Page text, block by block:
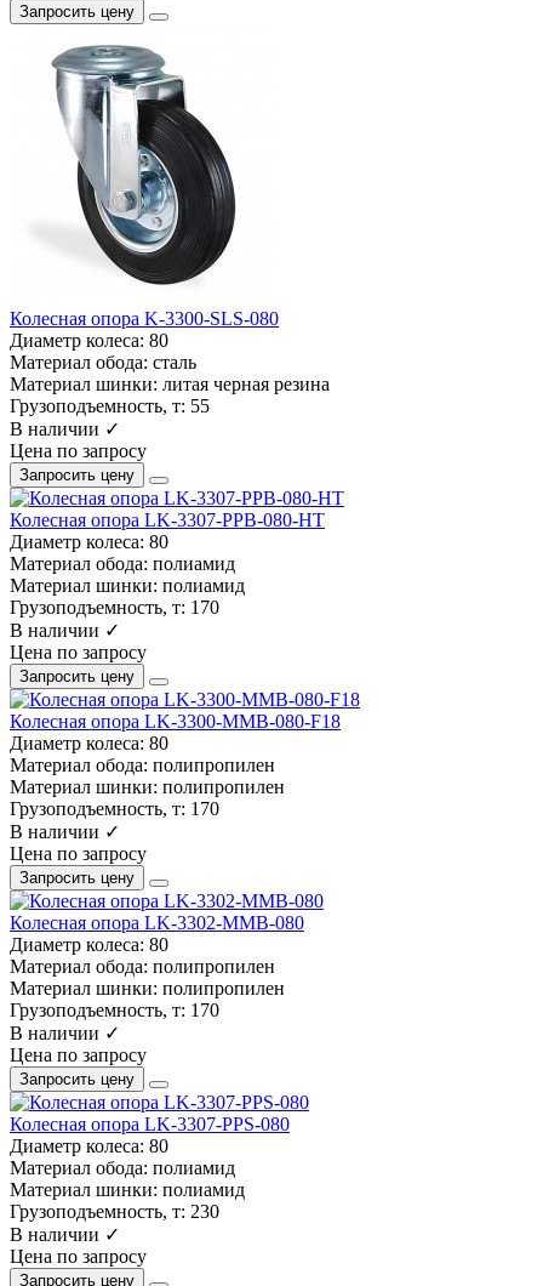
Запросить цену
Колесная опора K-3300-SLS-080
Диаметр колеса: 80
Материал обода: сталь
Материал шинки: литая черная резина
Грузоподъемность, т: 55
В наличии ✓
Цена по запросу
Запросить цену
Колесная опора LK-3307-PPB-080-HT
Диаметр колеса: 80
Материал обода: полиамид
Материал шинки: полиамид
Грузоподъемность, т: 170
В наличии ✓
Цена по запросу
Запросить цену
Колесная опора LK-3300-MMB-080-F18
Диаметр колеса: 80
Материал обода: полипропилен
Материал шинки: полипропилен
Грузоподъемность, т: 170
В наличии ✓
Цена по запросу
Запросить цену
Колесная опора LK-3302-MMB-080
Диаметр колеса: 80
Материал обода: полипропилен
Материал шинки: полипропилен
Грузоподъемность, т: 170
В наличии ✓
Цена по запросу
Запросить цену
Колесная опора LK-3307-PPS-080
Диаметр колеса: 80
Материал обода: полиамид
Материал шинки: полиамид
Грузоподъемность, т: 230
В наличии ✓
Цена по запросу
Запросить цену